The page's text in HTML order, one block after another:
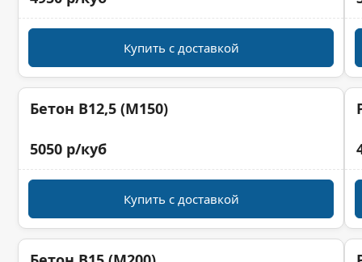
Купить с доставкой
Бетон B12,5 (M150)
5050 р/куб
Купить с доставкой